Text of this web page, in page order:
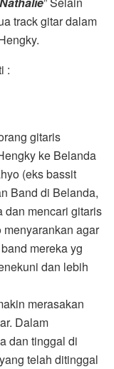
track gitar dalam
:
gitaris
ke Belanda
(eks bassit
Band di Belanda,
dan mencari gitaris
agar
mereka yg
dan lebih
merasakan
Dalam
dan tinggal di
telah ditinggal